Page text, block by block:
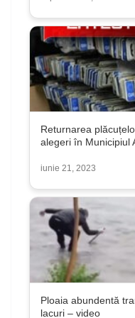
Returnarea
alegeri în Municipiul
iunie 21, 2023
Ploaia abundentă
lacuri – video